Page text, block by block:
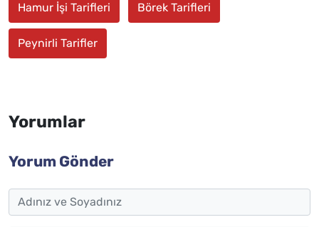
Hamur İşi Tarifleri Börek Tarifleri
Peynirli Tarifler
Yorumlar
Yorum Gönder